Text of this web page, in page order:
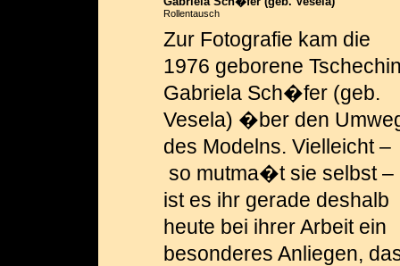
Rollentausch
Zur Fotografie kam die
1976 geborene
Gabriela Sch�fer (geb.
Vesela) �ber den
des Modelns. Vielleicht –
so mutma�t sie selbst –
ist es ihr gerade deshalb
heute bei ihrer Arbeit ein
be­sonderes Anliegen,